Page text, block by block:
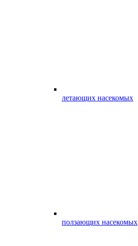
летающих насекомых
ползающих насекомых